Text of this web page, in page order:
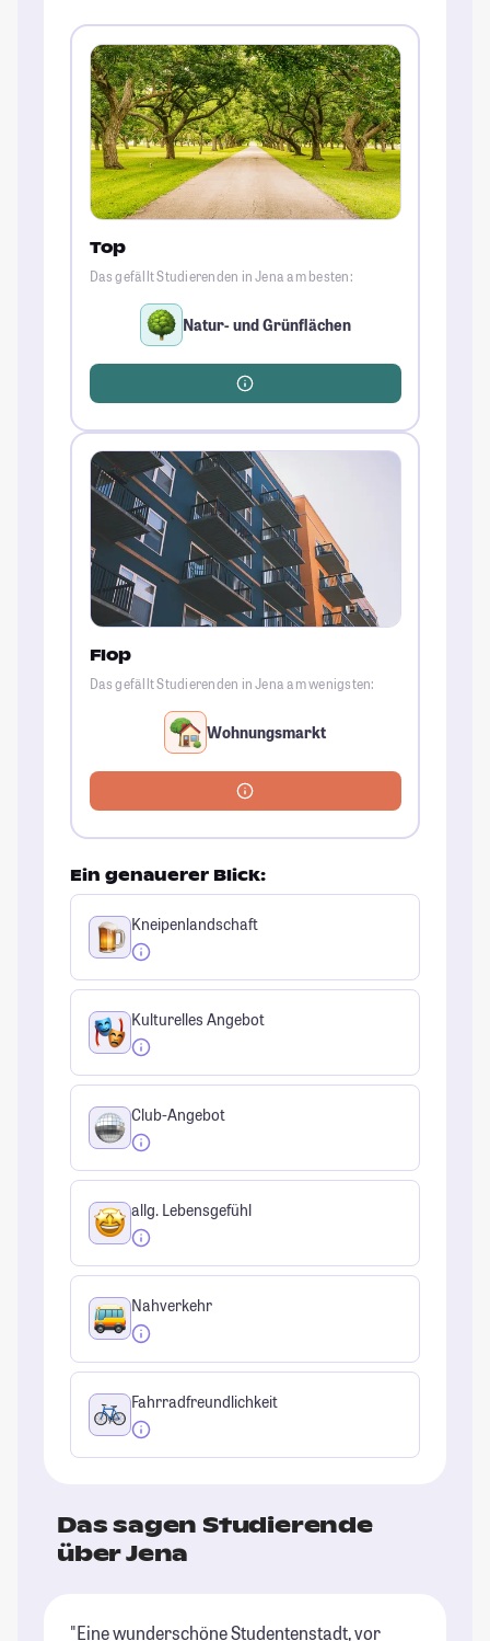
Top
Das gefällt Studierenden in Jena am besten:
Natur- und Grünflächen
Flop
Das gefällt Studierenden in Jena am wenigsten:
Wohnungsmarkt
Ein genauerer Blick:
Kneipenlandschaft
Kulturelles Angebot
Club-Angebot
allg. Lebensgefühl
Nahverkehr
Fahrradfreundlichkeit
Das sagen Studierende
über Jena
"Eine wunderschöne Studentenstadt, vor